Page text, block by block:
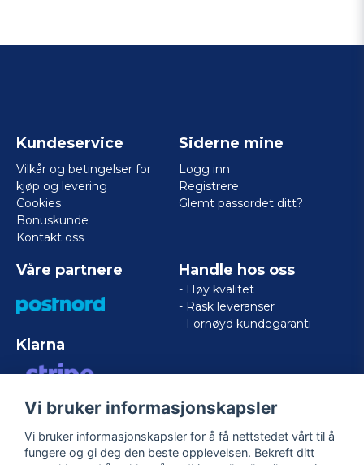
Kundeservice
Vilkår og betingelser for
kjøp og levering
Cookies
Bonuskunde
Kontakt oss
Siderne mine
Logg inn
Registrere
Glemt passordet ditt?
Våre partnere
Klarna
VISA/MASTERCARD/AMERICAN
Handle hos oss
- Høy kvalitet
- Rask leveranser
- Fornøyd kundegaranti
Vi bruker informasjonskapsler
Vi bruker informasjonskapsler for å få nettstedet vårt til å
fungere og gi deg den beste opplevelsen. Bekreft ditt